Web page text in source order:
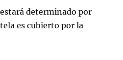
determinado por
es cubierto por la